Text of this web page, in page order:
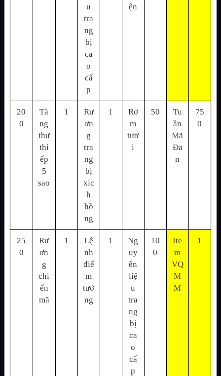
u
tra
ng
bị
ca
o
cấ
p
ện
20
0
Tà
ng
thư
thi
ếp
5
sao
1
Rư
ơn
g
tra
ng
bị
xíc
h
hồ
ng
1
Rơ
m
tươ
i
50
Tu
ần
Mã
Đa
n
75
0
25
0
Rư
ơn
g
chi
ến
mã
1
Lệ
nh
điể
m
tướ
ng
1
Ng
uy
ên
liệ
u
tra
ng
bị
ca
o
cấ
p
10
0
Ite
m
VQ
M
M
1